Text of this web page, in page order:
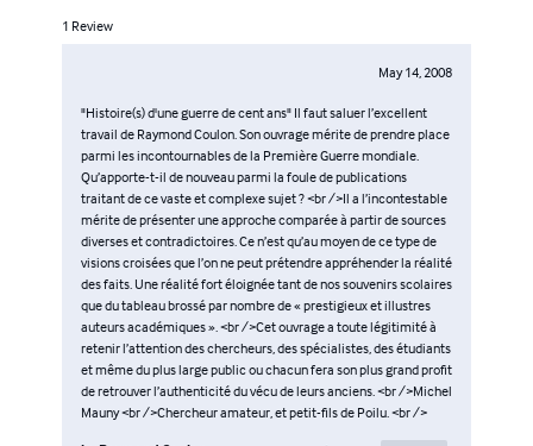
1 Review
May 14, 2008
"Histoire(s) d'une guerre de cent ans" Il faut saluer l’excellent
travail de Raymond Coulon. Son ouvrage mérite de prendre place
parmi les incontournables de la Première Guerre mondiale.
Qu’apporte-t-il de nouveau parmi la foule de publications
traitant de ce vaste et complexe sujet ? <br />Il a l’incontestable
mérite de présenter une approche comparée à partir de sources
diverses et contradictoires. Ce n’est qu’au moyen de ce type de
visions croisées que l’on ne peut prétendre appréhender la réalité
des faits. Une réalité fort éloignée tant de nos souvenirs scolaires
que du tableau brossé par nombre de « prestigieux et illustres
auteurs académiques ». <br />Cet ouvrage a toute légitimité à
retenir l’attention des chercheurs, des spécialistes, des étudiants
et même du plus large public ou chacun fera son plus grand profit
de retrouver l’authenticité du vécu de leurs anciens. <br />Michel
Mauny <br />Chercheur amateur, et petit-fils de Poilu. <br />